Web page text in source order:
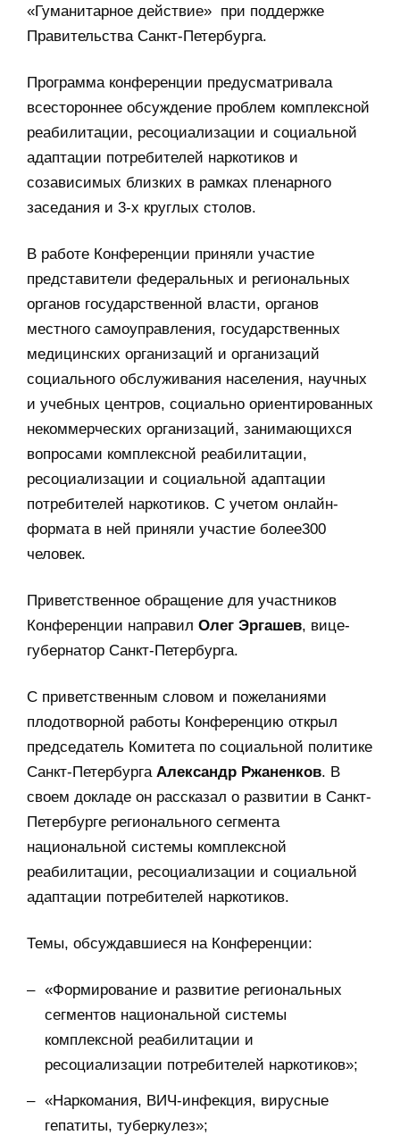
«Гуманитарное действие» при поддержке
Правительства Санкт-Петербурга.
Программа конференции предусматривала
всестороннее обсуждение проблем комплексной
реабилитации, ресоциализации и социальной
адаптации потребителей наркотиков и
созависимых близких в рамках пленарного
заседания и 3-х круглых столов.
В работе Конференции приняли участие
представители федеральных и региональных
органов государственной власти, органов
местного самоуправления, государственных
медицинских организаций и организаций
социального обслуживания населения, научных
и учебных центров, социально ориентированных
некоммерческих организаций, занимающихся
вопросами комплексной реабилитации,
ресоциализации и социальной адаптации
потребителей наркотиков. С учетом онлайн-
формата в ней приняли участие более300
человек.
Приветственное обращение для участников
Конференции направил Олег Эргашев, вице-
губернатор Санкт-Петербурга.
С приветственным словом и пожеланиями
плодотворной работы Конференцию открыл
председатель Комитета по социальной политике
Санкт-Петербурга Александр Ржаненков. В
своем докладе он рассказал о развитии в Санкт-
Петербурге регионального сегмента
национальной системы комплексной
реабилитации, ресоциализации и социальной
адаптации потребителей наркотиков.
Темы, обсуждавшиеся на Конференции:
«Формирование и развитие региональных
сегментов национальной системы
комплексной реабилитации и
ресоциализации потребителей наркотиков»;
«Наркомания, ВИЧ-инфекция, вирусные
гепатиты, туберкулез»;